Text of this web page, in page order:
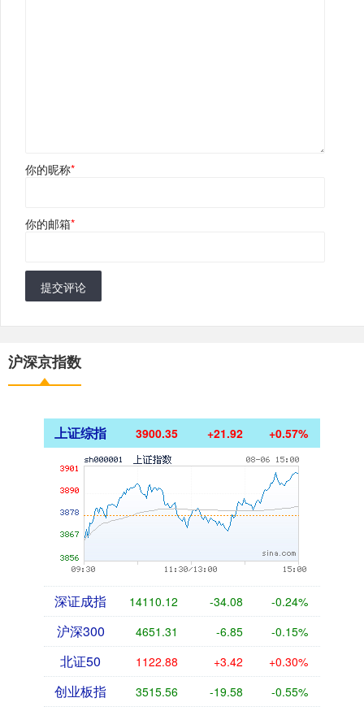
你的昵称*
你的邮箱*
提交评论
沪深京指数
上证综指 3900.35 +21.92 +0.57%
深证成指 14110.12 -34.08 -0.24%
沪深300 4651.31 -6.85 -0.15%
北证50 1122.88 +3.42 +0.30%
创业板指 3515.56 -19.58 -0.55%